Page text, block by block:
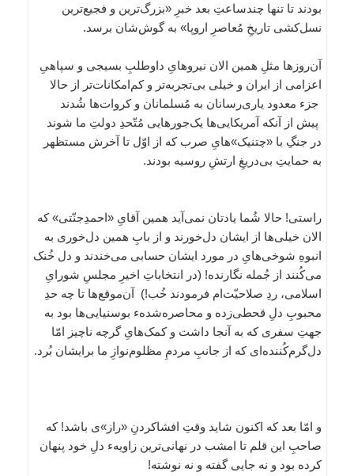
بودند تا تنها چندساعتِ بعد خبرِ «بزرگ‌ترین و فجیع‌ترین
نسل‌کشی تاریخِ مُعاصرِ اروپا» به گوش‌شان برسد.
آن‌روزها مثلِ همین الان نیروهایِ داوطلبِ بسیجی و سپاهیِ
اعزامی از ایران و خیلی بی‌تجربه‌تر و کم‌امکانات‌تر از حالا
جزء معدود یاری‌رسانان به مُسلمانان و کروات‌ها شُدند
پیش از آنکه آمریکایی‌ها یک‌جورهایی مُتّحدِ دولتِ ما شوند
در جنگِ با «چتنیک»هایِ صرب که از اوّل تا آخرش مستظهر
به حمایتِ بی‌دریغِ ارتشِ روسیه بودند.
راستی! حالا شُما یادتان نمی‌آید همین آقایِ «احمدِجنّتی» که
الان خیلی‌ها از ایشان دل‌خورند و از بابِ همین دل‌خوری به
انبوهِ شوخی‌هایِ در مورد ایشان حسابی می‌خندند و دل خُنک
می‌کُنند از جُمله نگارنده! (در انتخاباتِ اخیرِ مجلسِ شورایِ
اسلامی، ردِ صلاحیّت‌ام فرمودند خُب!) آن‌موقع‌ها تا چه حدِ
محبوبِ دلِ قحطی‌زده و محاصره‌شدهء بوسنیایی‌ها بود به
جهتِ سفری که به آنجا داشت و کمک‌هایِ گرچه ناچیز امّا
دل‌گرم‌کُننده‌ای که از جانبِ مردمِ مظلوم‌نوازِ ما برایشان بُرد.
و امّا بعد که اکنون شاید وقتِ افشاکردنِ «راز»ی باشد! که
صاحبِ این قلم تا امشب در نهانی‌ترین زاویهء دلِ خود پنهان
کرده بود و نه جایی گفته و نه نوشته!